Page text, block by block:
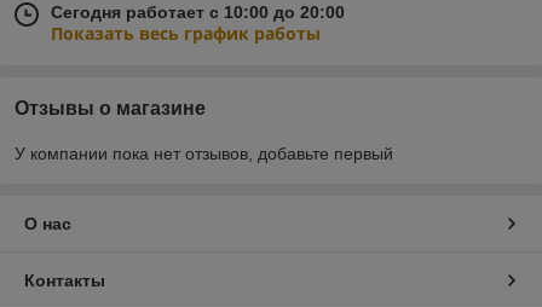
Сегодня работает с 10:00 до 20:00
Показать весь график работы
Отзывы о магазине
У компании пока нет отзывов, добавьте первый
О нас
Контакты